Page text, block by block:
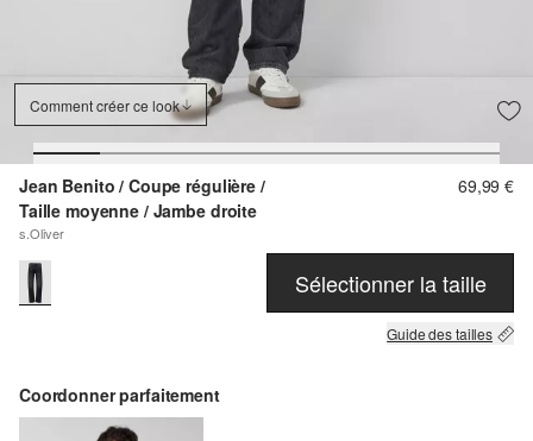
Comment créer ce look
Jean Benito / Coupe régulière /
Taille moyenne / Jambe droite
s.Oliver
69,99 €
Sélectionner la taille
Guide des tailles
Coordonner parfaitement